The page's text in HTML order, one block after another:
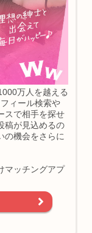
万人を越える
ィール検索や
スで相手を探せ
稿が見込めるの
の機会をさらに
マッチングアプ